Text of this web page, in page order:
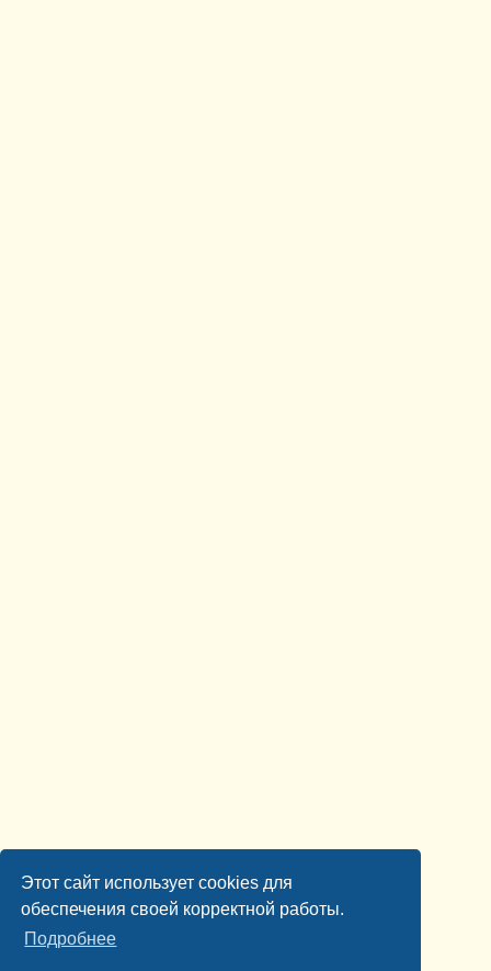
Этот сайт использует cookies для
обеспечения своей корректной работы.
Подробнее